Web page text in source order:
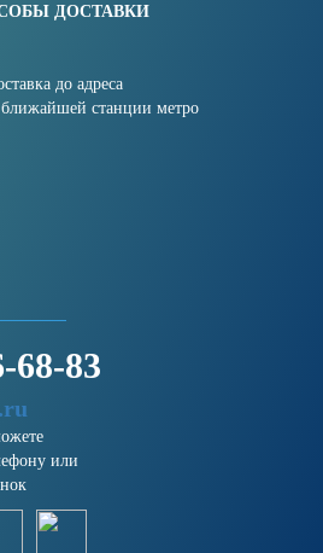
ДОСТАВКИ
до адреса
ближайшей станции метро
68-83
или